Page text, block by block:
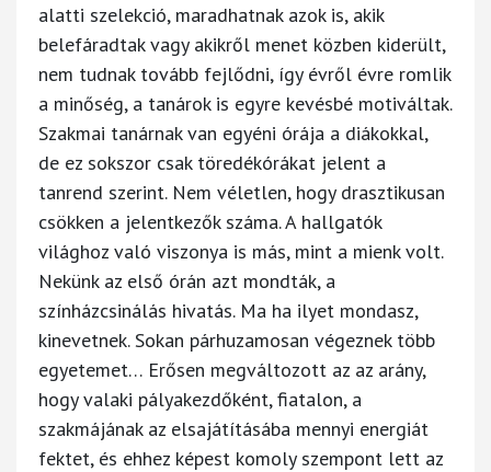
alatti szelekció, maradhatnak azok is, akik
belefáradtak vagy akikről menet közben kiderült,
nem tudnak tovább fejlődni, így évről évre romlik
a minőség, a tanárok is egyre kevésbé motiváltak.
Szakmai tanárnak van egyéni órája a diákokkal,
de ez sokszor csak töredékórákat jelent a
tanrend szerint. Nem véletlen, hogy drasztikusan
csökken a jelentkezők száma. A hallgatók
világhoz való viszonya is más, mint a mienk volt.
Nekünk az első órán azt mondták, a
színházcsinálás hivatás. Ma ha ilyet mondasz,
kinevetnek. Sokan párhuzamosan végeznek több
egyetemet… Erősen megváltozott az az arány,
hogy valaki pályakezdőként, fiatalon, a
szakmájának az elsajátításába mennyi energiát
fektet, és ehhez képest komoly szempont lett az